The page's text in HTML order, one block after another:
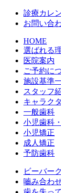
診療カレ
お問い合
HOME
選ばれる
医院案内
ご予約に
施設基準
スタッフ
キャラク
一般歯科
小児歯科
小児矯正
成人矯正
予防歯科
ビーバー
嚙み合わ